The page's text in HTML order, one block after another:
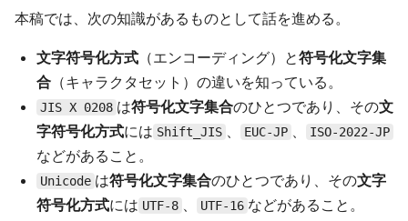
本稿では、次の知識があるものとして話を進める。
文字符号化方式 （エンコーディング）と符号化文字集
合 （キャラクタセット）の違いを知っている。
JIS X 0208 は符号化文字集合のひとつであり、その文
字符号化方式には Shift_JIS 、 EUC-JP 、 ISO-2022-JP
などがあること。
Unicode は符号化文字集合のひとつであり、その文字
符号化方式には UTF-8 、 UTF-16 などがあること。